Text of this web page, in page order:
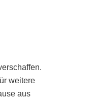
weitere
aus